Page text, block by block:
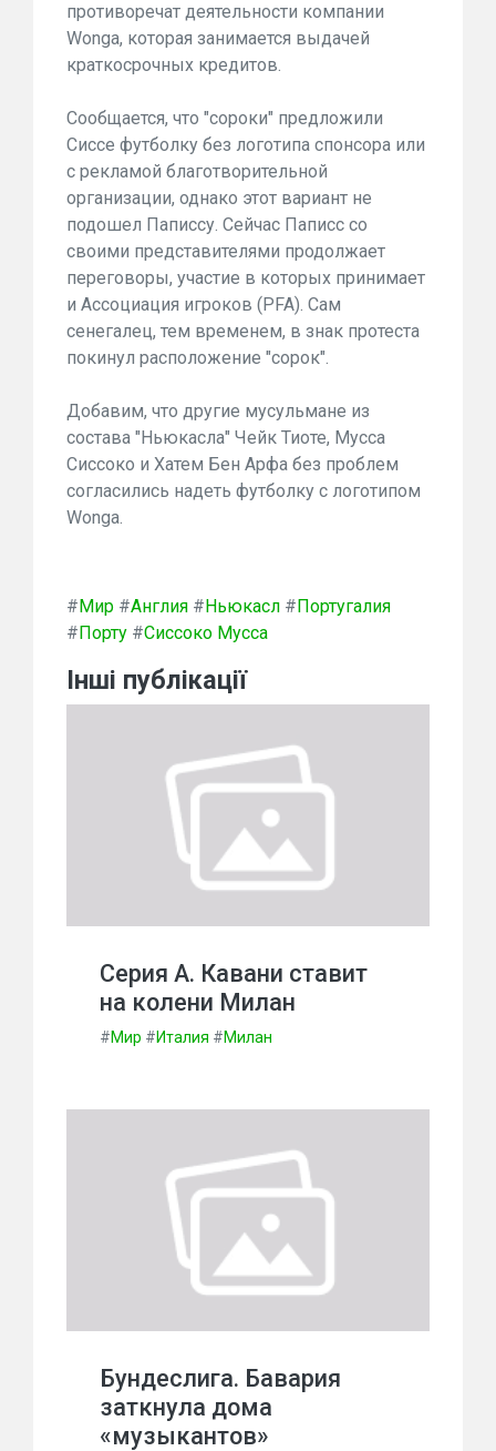
противоречат деятельности компании
Wonga, которая занимается выдачей
краткосрочных кредитов.
Сообщается, что "сороки" предложили
Сиссе футболку без логотипа спонсора или
с рекламой благотворительной
организации, однако этот вариант не
подошел Паписсу. Сейчас Паписс со
своими представителями продолжает
переговоры, участие в которых принимает
и Ассоциация игроков (PFA). Сам
сенегалец, тем временем, в знак протеста
покинул расположение "сорок".
Добавим, что другие мусульмане из
состава "Ньюкасла" Чейк Тиоте, Мусса
Сиссоко и Хатем Бен Арфа без проблем
согласились надеть футболку с логотипом
Wonga.
#Мир #Англия #Ньюкасл #Португалия
#Порту #Сиссоко Мусса
Інші публікації
Серия А. Кавани ставит
на колени Милан
#Мир #Италия #Милан
Бундеслига. Бавария
заткнула дома
«музыкантов»